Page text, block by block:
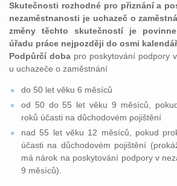
Skutečnosti rozhodné pro přiznání a
nezaměstnanosti je uchazeč o
změny těchto skutečností je
úřadu práce nejpozději do osmi
Podpůrčí doba pro poskytování podpory
u uchazeče o zaměstnání
do 50 let věku 6 měsíců
od 50 do 55 let věku 9 měsíců,
roků účasti na důchodovém pojištění
nad 55 let věku 12 měsíců, pokud
účasti na důchodovém pojištění
má nárok na poskytování podpory v
9 měsíců).